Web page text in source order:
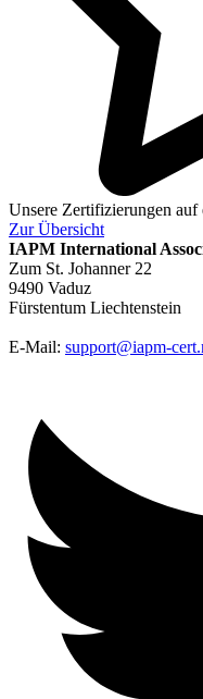
Unsere Zertifizierungen
ZurÜbersicht
IAPM International
Zum St. Johanner 22
9490 Vaduz
Fürstentum Liechtenstein
E-Mail: support@iapm-